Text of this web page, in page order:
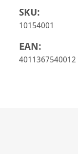
SKU:
10154001
EAN:
4011367540012